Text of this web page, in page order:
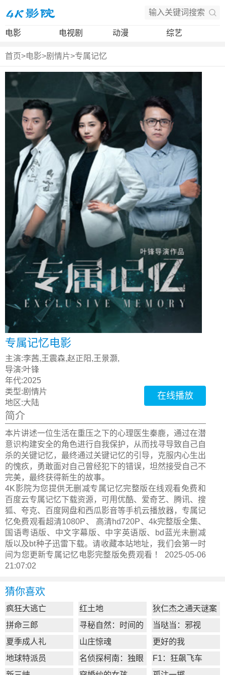
电影 电视剧 动漫 综艺
首页>电影>剧情片>专属记忆
专属记忆电影
主演:李茜,王震森,赵正阳,王景灏,
导演:叶锋
年代:2025
类型:剧情片
地区:大陆
在线播放
简介
本片讲述一位生活在重压之下的心理医生秦鹿，通过在潜
意识构建安全的角色进行自我保护，从而找寻导致自己自
杀的关键记忆，最终通过关键记忆的引导，克服内心生出
的愧疚，勇敢面对自己曾经犯下的错误，坦然接受自己不
完美，最终获得新生的故事。
4K影院为您提供无删减专属记忆完整版在线观看免费和
百度云专属记忆下载资源，可用优酷、爱奇艺、腾讯、搜
狐、夸克、百度网盘和西瓜影音等手机云播放器，专属记
忆免费观看超清1080P、 高清hd720P、4k完整版全集、
国语粤语版、中文字幕版、中字英语版、bd蓝光未删减
版以及bt种子迅雷下载。请收藏本站地址，我们会第一时
间为您更新专属记忆电影完整版免费观看 ！ 2025-05-06
21:07:02
猜你喜欢
疯狂大逃亡 红土地
狄仁杰之通天谜案
拼命三郎
寻秘自然：时间的
形状
当哒当：邪视
夏季成人礼
山庄惊魂
更好的我
地球特派员
名侦探柯南：独眼
的残像
F1：狂飙飞车